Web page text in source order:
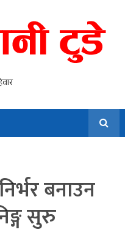
बनाउन
सुरु